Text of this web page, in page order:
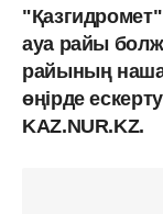
ауа райы
райының
өңірде
KAZ.NUR.KZ.